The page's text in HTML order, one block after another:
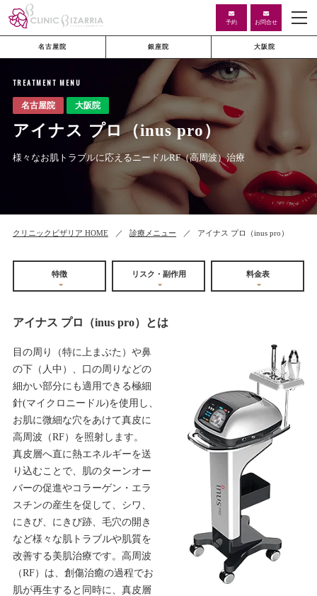
予約 お問合せ
名古屋院 銀座院 大阪院
TREATMENT MENU
アイナス プロ（inus pro）
様々なお肌トラブルに応えるニードルRF（高周波）治療
クリニックビザリア HOME 診療メニュー アイナス プロ（inus pro）
特徴 リスク・副作用 料金表
アイナス プロ（inus pro）とは
目の周り（特に上まぶた）や鼻
の下（人中）、口の周りなどの
細かい部分にも適用できる極細
針(マイクロニードル)を使用し、
お肌に微細な穴をあけて真皮に
高周波（RF）を照射します。
真皮層へ直に熱エネルギーを送
り込むことで、肌のターンオー
バーの促進やコラーゲン・エラ
スチンの産生を促して、シワ、
にきび、にきび跡、毛穴の開き
など様々な肌トラブルや肌質を
改善する美肌治療です。高周波
（RF）は、創傷治癒の過程でお
肌が再生すると同時に、真皮層